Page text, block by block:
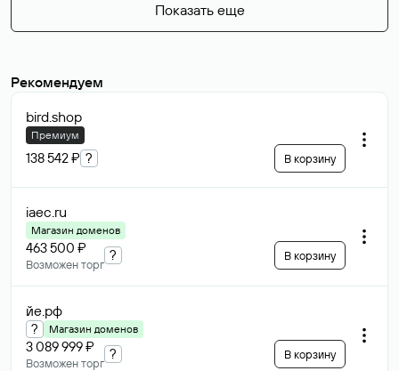
Показать еще
Рекомендуем
bird.shop
Премиум
138 542 ₽ ? В корзину
iaec.ru
Магазин доменов
463 500 ₽
Возможен торг
? В корзину
йе.рф
? Магазин доменов
3 089 999 ₽
Возможен торг
? В корзину